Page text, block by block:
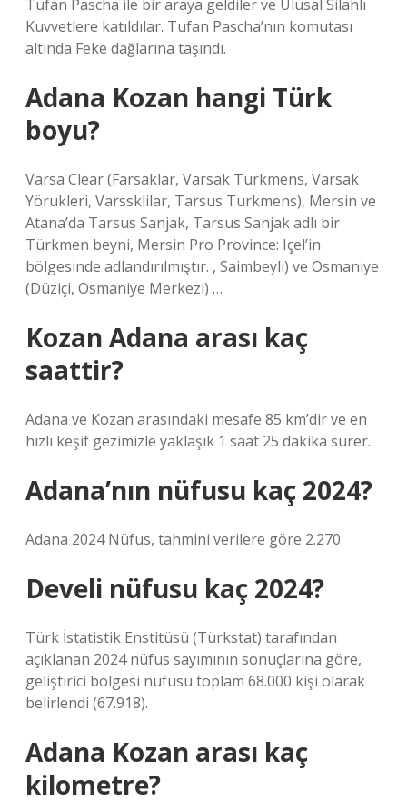
Tufan Pascha ile bir araya geldiler ve Ulusal Silahlı
Kuvvetlere katıldılar. Tufan Pascha’nın komutası
altında Feke dağlarına taşındı.
Adana Kozan hangi Türk
boyu?
Varsa Clear (Farsaklar, Varsak Turkmens, Varsak
Yörukleri, Varssklilar, Tarsus Turkmens), Mersin ve
Atana’da Tarsus Sanjak, Tarsus Sanjak adlı bir
Türkmen beyni, Mersin Pro Province: Içel’in
bölgesinde adlandırılmıştır. , Saimbeyli) ve Osmaniye
(Düziçi, Osmaniye Merkezi) …
Kozan Adana arası kaç
saattir?
Adana ve Kozan arasındaki mesafe 85 km’dir ve en
hızlı keşif gezimizle yaklaşık 1 saat 25 dakika sürer.
Adana’nın nüfusu kaç 2024?
Adana 2024 Nüfus, tahmini verilere göre 2.270.
Develi nüfusu kaç 2024?
Türk İstatistik Enstitüsü (Türkstat) tarafından
açıklanan 2024 nüfus sayımının sonuçlarına göre,
geliştirici bölgesi nüfusu toplam 68.000 kişi olarak
belirlendi (67.918).
Adana Kozan arası kaç
kilometre?